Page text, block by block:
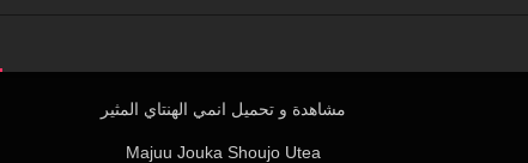
مشاهدة و تحميل انمي الهنتاي المثير
Majuu Jouka Shoujo Utea